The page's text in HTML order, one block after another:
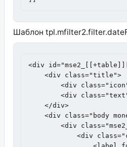
Шаблон
<div
    <div class="title">
<div
<div
    </div>
<div class="body
<div
<div